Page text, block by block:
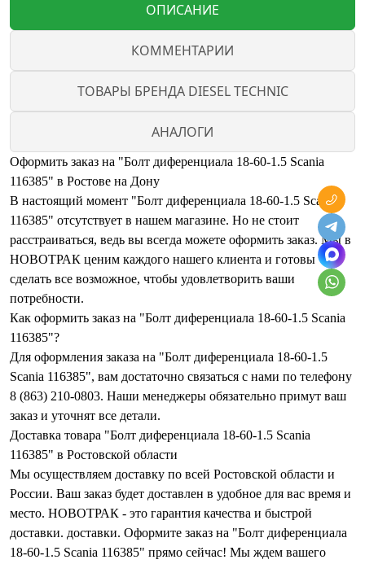
ОПИСАНИЕ
КОММЕНТАРИИ
ТОВАРЫ БРЕНДА DIESEL TECHNIC
АНАЛОГИ
Оформить заказ на "Болт диференциала 18-60-1.5 Scania
116385" в Ростове на Дону
В настоящий момент "Болт диференциала 18-60-1.5 Scania
116385" отсутствует в нашем магазине. Но не стоит
расстраиваться, ведь вы всегда можете оформить заказ. Мы в
НОВОТРАК ценим каждого нашего клиента и готовы
сделать все возможное, чтобы удовлетворить ваши
потребности.
Как оформить заказ на "Болт диференциала 18-60-1.5 Scania
116385"?
Для оформления заказа на "Болт диференциала 18-60-1.5
Scania 116385", вам достаточно связаться с нами по телефону
8 (863) 210-0803. Наши менеджеры обязательно примут ваш
заказ и уточнят все детали.
Доставка товара "Болт диференциала 18-60-1.5 Scania
116385" в Ростовской области
Мы осуществляем доставку по всей Ростовской области и
России. Ваш заказ будет доставлен в удобное для вас время и
место. НОВОТРАК - это гарантия качества и быстрой
доставки. доставки. Оформите заказ на "Болт диференциала
18-60-1.5 Scania 116385" прямо сейчас! Мы ждем вашего